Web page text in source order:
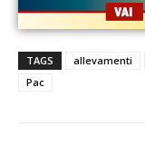
TAGS allevamenti
Pac